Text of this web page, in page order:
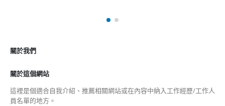
關於我們
關於這個網站
這裡是個適合自我介紹、推薦相關網站或在內容中納入工作經歷/工作人
員名單的地方。